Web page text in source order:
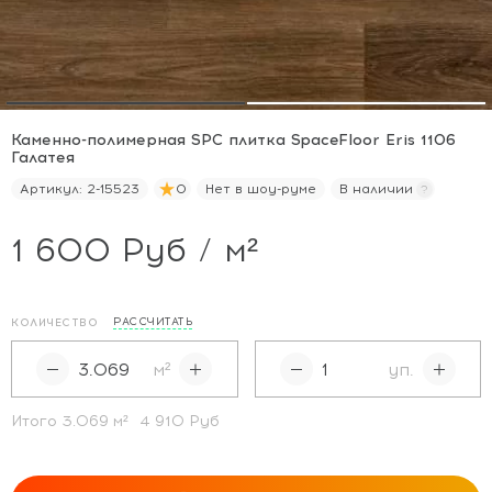
Каменно-полимерная SPC плитка SpaceFloor Eris 1106
Галатея
Артикул: 2-15523 0 Нет в шоу-руме В наличии
1 600 Руб / м²
КОЛИЧЕСТВО РАССЧИТАТЬ
м² уп.
Итого 3.069 м² 4 910 Руб